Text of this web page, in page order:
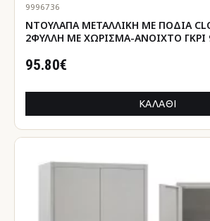
9996736
ΝΤΟΥΛΑΠΑ ΜΕΤΑΛΛΙΚΗ ΜΕ ΠΟΔΙΑ
2ΦΥΛΛΗ ΜΕ ΧΩΡΙΣΜΑ-ΑΝΟΙΧΤΟ ΓΚΡΙ
95.80€
ΚΑΛΆΘΙ